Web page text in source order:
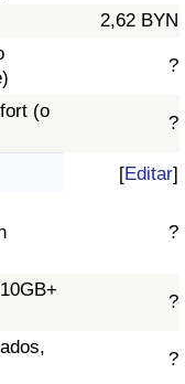
2,62 BYN
?
(o
?
[Editar]
?
?
?